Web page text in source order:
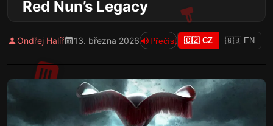
Red Nun’s Legacy
Ondřej Halíř 13. března 2026 Přečíst 🇨🇿 CZ 🇬🇧 EN